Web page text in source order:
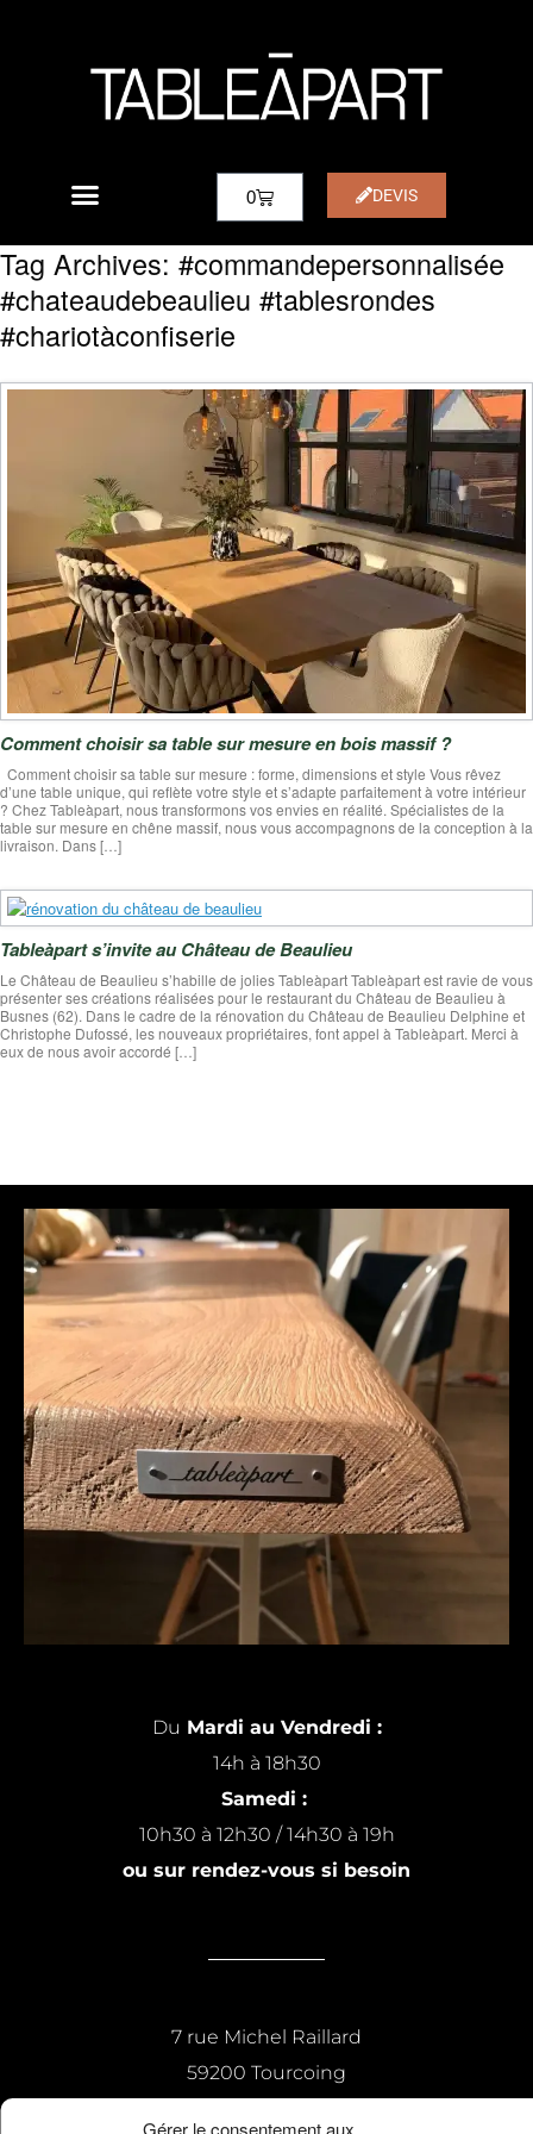
Gérer le consentement aux
0 DEVIS
Tag Archives: #commandepersonnalisée
#chateaudebeaulieu #tablesrondes
#chariotàconfiserie
Comment choisir sa table sur mesure en bois massif ?
Comment choisir sa table sur mesure : forme, dimensions et style Vous rêvez
d’une table unique, qui reflète votre style et s’adapte parfaitement à votre intérieur
? Chez Tableàpart, nous transformons vos envies en réalité. Spécialistes de la
table sur mesure en chêne massif, nous vous accompagnons de la conception à la
livraison. Dans […]
Tableàpart s’invite au Château de Beaulieu
Le Château de Beaulieu s’habille de jolies Tableàpart Tableàpart est ravie de vous
présenter ses créations réalisées pour le restaurant du Château de Beaulieu à
Busnes (62). Dans le cadre de la rénovation du Château de Beaulieu Delphine et
Christophe Dufossé, les nouveaux propriétaires, font appel à Tableàpart. Merci à
eux de nous avoir accordé […]
Du Mardi au Vendredi :
14h à 18h30
Samedi :
10h30 à 12h30 / 14h30 à 19h
ou sur rendez-vous si besoin
7 rue Michel Raillard
59200 Tourcoing